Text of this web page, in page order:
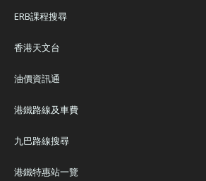
ERB課程搜尋
香港天文台
油價資訊通
港鐵路線及車費
九巴路線搜尋
港鐵特惠站一覽